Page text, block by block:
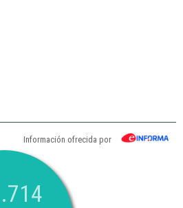
Información ofrecida por